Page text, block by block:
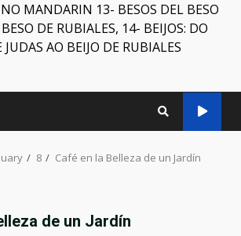
MANDARIN 13- BESOS DEL BESO
DE RUBIALES, 14- BEIJOS: DO
JUDAS AO BEIJO DE RUBIALES
8 Café en la Belleza de un Jardín
de un Jardín